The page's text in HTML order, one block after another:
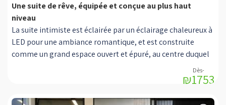
Une suite de rêve, équipée et conçue au plus haut
niveau
La suite intimiste est éclairée par un éclairage chaleureux à
LED pour une ambiance romantique, et est construite
comme un grand espace ouvert et épuré, au centre duquel
orthopédique pour un sommeil calme et réparateur, sans
qui contribuera à un sommeil profond et à des moments
₪1753